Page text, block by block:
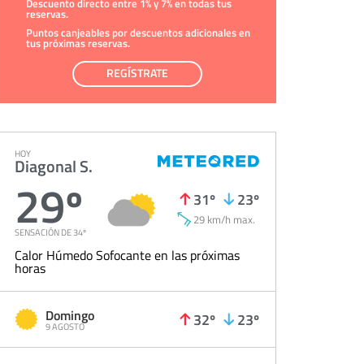
Descuento directo entre 1% y 7% en todas tus
reservas.
Puntos canjeables por descuentos adicionales en
tus próximas reservas.
REGÍSTRATE
HOY
Diagonal S.
29º
SENSACIÓN DE 34º
31º 23º
29 km/h max.
Calor Húmedo Sofocante en las próximas
horas
Domingo
9 AGOSTO 32º 23º